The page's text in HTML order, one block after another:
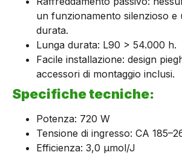
un funzionamento silenzioso e
durata.
Lunga durata: L90 > 54.000 h.
Facile installazione: design
accessori di montaggio inclusi.
Specifiche tecniche:
Potenza: 720 W
Tensione di ingresso: CA
Efficienza: 3,0 μmol/J